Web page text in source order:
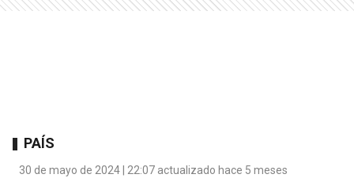
PAÍS
30 de mayo de 2024 | 22:07 actualizado hace 5 meses